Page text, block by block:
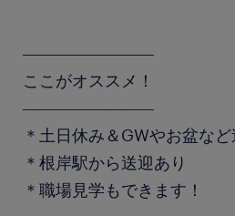
――――――――
ここがオススメ！
――――――――
＊土日休み＆GWやお盆など
＊根岸駅から送迎あり
＊職場見学もできます！